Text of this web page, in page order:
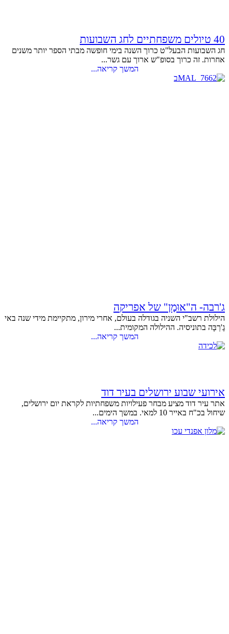
40 טיולים משפחתיים לחג השבועות
חג השבועות הבעל"ט כרוך השנה בימי חופשה מבתי הספר יותר משנים
אחרות. זה כרוך בסופ"ש ארוך עם גשר...
המשך קריאה...
ג'רבה- ה"אוּמָן" של אפריקה
הילולת רשב"י השניה בגודלה בעולם, אחרי מירון, מתקיימת מידי שנה באי
גֶ'רְבָּה בתוניסיה. ההילולה המקומית...
המשך קריאה...
אירועי שבוע ירושלים בעיר דוד
אתר עיר דוד מציע מבחר פעילויות משפחתיות לקראת יום ירושלים,
שיחול בכ"ח באייר 10 למאי. במשך הימים...
המשך קריאה...